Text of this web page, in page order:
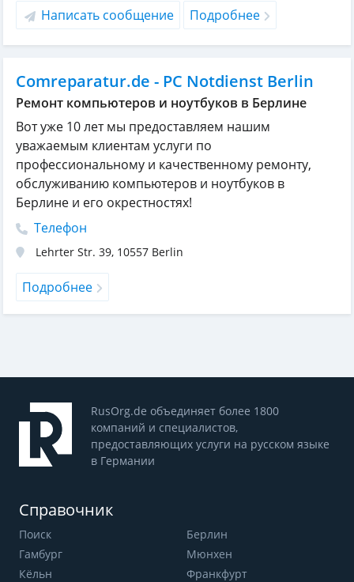
Написать сообщение Подробнее
Comreparatur.de - PC Notdienst Berlin
Ремонт компьютеров и ноутбуков в Берлине
Вот уже 10 лет мы предоставляем нашим
уважаемым клиентам услуги по
профессиональному и качественному ремонту,
обслуживанию компьютеров и ноутбуков в
Берлине и его окрестностях!
Телефон
Lehrter Str. 39, 10557 Berlin
Подробнее
RusOrg.de объединяет более 1800
компаний и специалистов,
предоставляющих услуги на русском языке
в Германии
Справочник
Поиск
Берлин
Гамбург
Мюнхен
Кёльн
Франкфурт